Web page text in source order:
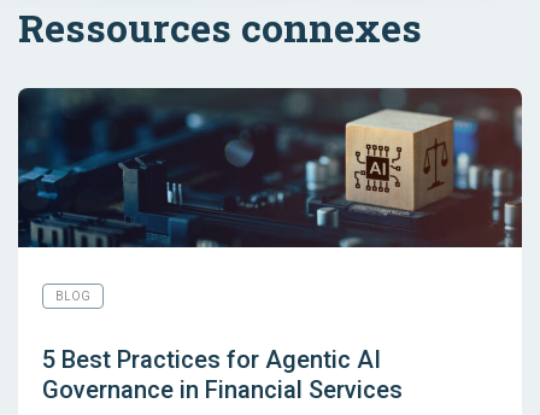
Ressources connexes
BLOG
5 Best Practices for Agentic AI
Governance in Financial Services